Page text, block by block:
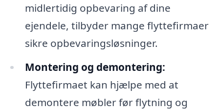
midlertidig opbevaring af dine
ejendele, tilbyder mange flyttefirmaer
sikre opbevaringsløsninger.
Montering og demontering:
Flyttefirmaet kan hjælpe med at
demontere møbler før flytning og